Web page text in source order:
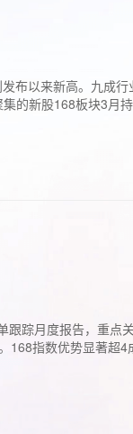
布以来新高。九成
的新股168板块3月
踪月度报告，重点
168指数优势显著超